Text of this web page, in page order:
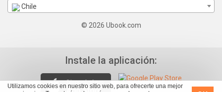
Utilizamos cookies en nuestro sitio web, para ofrecerte una mejor
Chile
© 2026 Ubook.com
Instale la aplicación: